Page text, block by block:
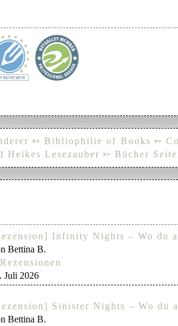
➳ Bibliophilie of Books ➳
Heikes Lesezauber ➳ Bücher
Infinity Nights – Wo du
Bettina B.
Rezensionen
Juli 2026
Sinister Nights – Wo du
Bettina B.